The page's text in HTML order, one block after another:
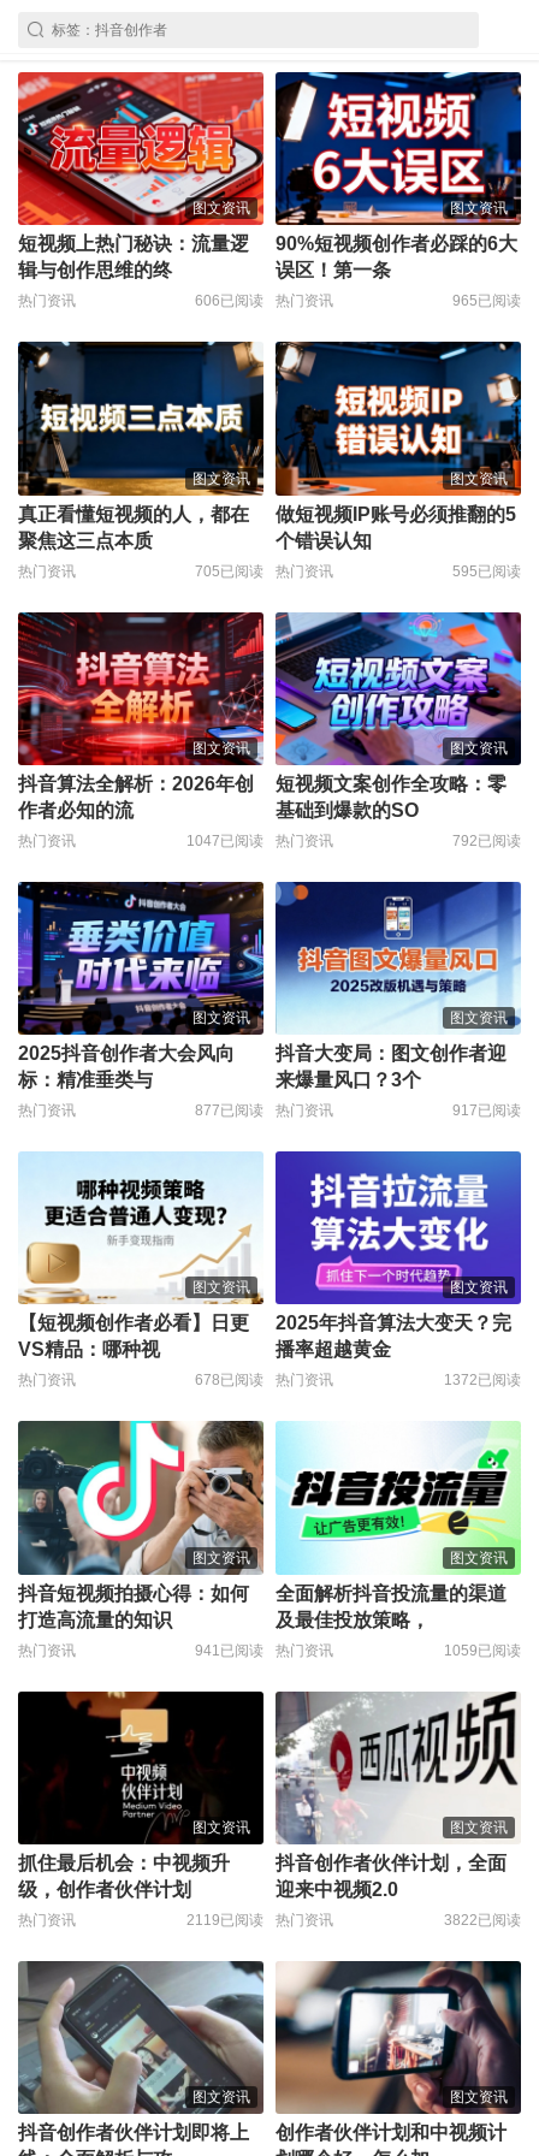
图文资讯
短视频上热门秘诀：流量逻
辑与创作思维的终
热门资讯 606已阅读
图文资讯
90%短视频创作者必踩的6大
误区！第一条
热门资讯 965已阅读
图文资讯
真正看懂短视频的人，都在
聚焦这三点本质
热门资讯 705已阅读
图文资讯
做短视频IP账号必须推翻的5
个错误认知
热门资讯 595已阅读
图文资讯
抖音算法全解析：2026年创
作者必知的流
热门资讯 1047已阅读
图文资讯
短视频文案创作全攻略：零
基础到爆款的SO
热门资讯 792已阅读
图文资讯
2025抖音创作者大会风向
标：精准垂类与
热门资讯 877已阅读
图文资讯
抖音大变局：图文创作者迎
来爆量风口？3个
热门资讯 917已阅读
图文资讯
【短视频创作者必看】日更
VS精品：哪种视
热门资讯 678已阅读
图文资讯
2025年抖音算法大变天？完
播率超越黄金
热门资讯 1372已阅读
图文资讯
抖音短视频拍摄心得：如何
打造高流量的知识
热门资讯 941已阅读
图文资讯
全面解析抖音投流量的渠道
及最佳投放策略，
热门资讯 1059已阅读
图文资讯
抓住最后机会：中视频升
级，创作者伙伴计划
热门资讯 2119已阅读
图文资讯
抖音创作者伙伴计划，全面
迎来中视频2.0
热门资讯 3822已阅读
图文资讯
抖音创作者伙伴计划即将上
图文资讯
创作者伙伴计划和中视频计